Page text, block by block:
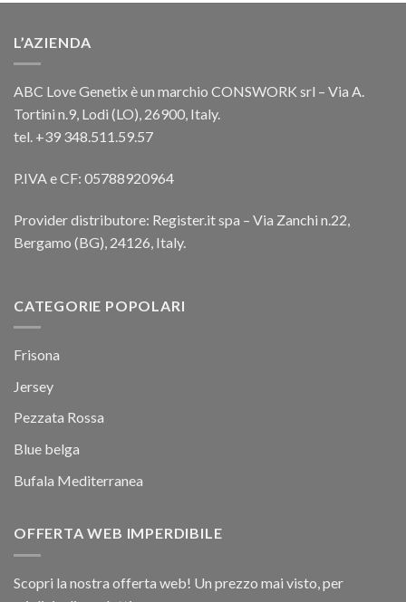
L’AZIENDA
ABC Love Genetix è un marchio CONSWORK srl – Via A.
Tortini n.9, Lodi (LO), 26900, Italy.
tel. +39 348.511.59.57
P.IVA e CF: 05788920964
Provider distributore: Register.it spa – Via Zanchi n.22,
Bergamo (BG), 24126, Italy.
CATEGORIE POPOLARI
Frisona
Jersey
Pezzata Rossa
Blue belga
Bufala Mediterranea
OFFERTA WEB IMPERDIBILE
Scopri la nostra offerta web! Un prezzo mai visto, per